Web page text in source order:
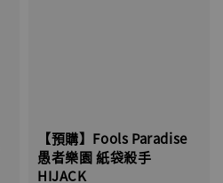
【預購】Fools Paradise
愚者樂園 紙袋殺手
HIJACK